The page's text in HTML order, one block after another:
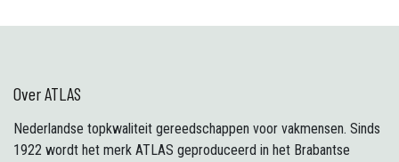
Over ATLAS
Nederlandse topkwaliteit gereedschappen voor vakmensen. Sinds
1922 wordt het merk ATLAS geproduceerd in het Brabantse